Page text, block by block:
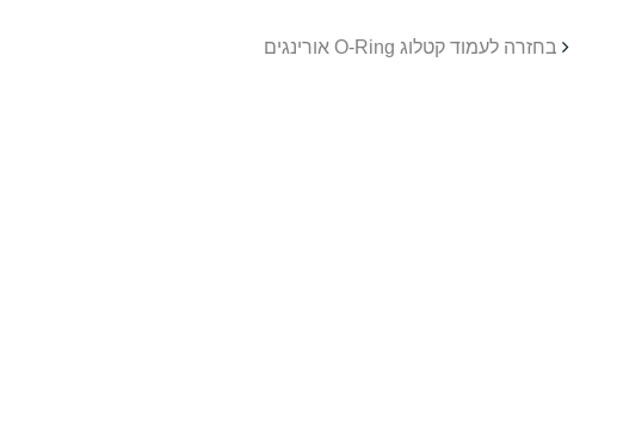
בחזרה לעמוד קטלוג O-Ring אורינגים